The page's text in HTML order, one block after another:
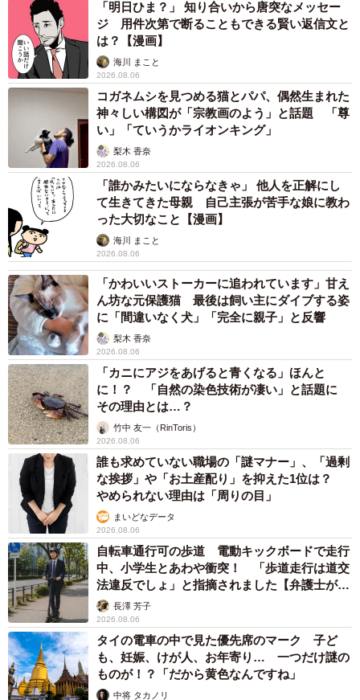
テトくん（手前）とは、出会った時から仲良し
「明日ひま？」 知り合いから唐突なメッセー
ジ 用件次第で断ることもできる賢い返信文と
は？【漫画】
海川 まこと
2026.08.06
コガネムシを見つめる猫とパパ、偶然生まれた
神々しい構図が「宗教画のよう」と話題 「尊
い」「ていうかライオンキング」
梨木 香奈
2026.08.06
「誰かみたいにならなきゃ」 他人を正解にし
て生きてきた母親 自己主張が苦手な娘に教わ
った大切なこと【漫画】
海川 まこと
2026.08.06
「かわいいストーカーに追われています」甘え
ん坊な元保護猫 最後は飼い主にダイブする姿
に「間違いなく犬」「完全に親子」と反響
梨木 香奈
2026.08.06
「カニにアジをあげると青くなる」ほんと
に！？ 「自然の染色技術が凄い」と話題に
その理由とは…？
竹中 友一（RinToris）
2026.08.06
誰も求めていない職場の「謎マナー」、「過剰
な挨拶」や「お土産配り」を抑えた1位は？
やめられない理由は「周りの目」
まいどなデータ
2026.08.06
自転車通行可の歩道 電動キックボードで走行
中、小学生とあわや衝突！ 「歩道走行は道交
法違反でしょ」と指摘されました【弁護士が解
説】長澤 芳子
2026.08.06
タイの電車の中で見た優先席のマーク 子ど
も、妊娠、けが人、お年寄り… 一つだけ謎の
ものが！？「だから黄色なんですね」
中将 タカノリ